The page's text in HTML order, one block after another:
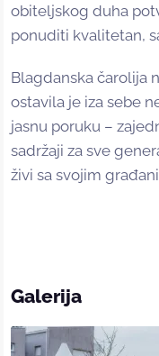
obiteljskog duha
ponuditi kvalitetan,
Blagdanska čarolija
ostavila je iza sebe
jasnu poruku –
sadržaji za sve
živi sa svojim
Galerija